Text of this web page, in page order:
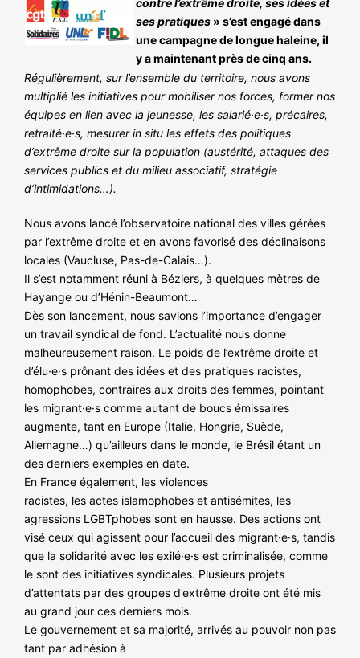
NOS ACTIONScontre l’extrême droite, ses idées et
ses pratiques » s’est engagé dans
une campagne de longue haleine, il
y a maintenant près de cinq ans.
Régulièrement, sur l’ensemble du territoire, nous avons
multiplié les initiatives pour mobiliser nos forces, former nos
équipes en lien avec la jeunesse, les salarié·e·s, précaires,
retraité·e·s, mesurer in situ les effets des politiques
d’extrême droite sur la population (austérité, attaques des
services publics et du milieu associatif, stratégie
d’intimidations…).
Nous avons lancé l’observatoire national des villes gérées
par l’extrême droite et en avons favorisé des déclinaisons
locales (Vaucluse, Pas-de-Calais…).
Il s’est notamment réuni à Béziers, à quelques mètres de
Hayange ou d’Hénin-Beaumont…
Dès son lancement, nous savions l’importance d’engager
un travail syndical de fond. L’actualité nous donne
malheureusement raison. Le poids de l’extrême droite et
d’élu·e·s prônant des idées et des pratiques racistes,
homophobes, contraires aux droits des femmes, pointant
les migrant·e·s comme autant de boucs émissaires
augmente, tant en Europe (Italie, Hongrie, Suède,
Allemagne…) qu’ailleurs dans le monde, le Brésil étant un
des derniers exemples en date.
En France également, les violences
racistes, les actes islamophobes et antisémites, les
agressions LGBTphobes sont en hausse. Des actions ont
visé ceux qui agissent pour l’accueil des migrant·e·s, tandis
que la solidarité avec les exilé·e·s est criminalisée, comme
le sont des initiatives syndicales. Plusieurs projets
d’attentats par des groupes d’extrême droite ont été mis
au grand jour ces derniers mois.
Le gouvernement et sa majorité, arrivés au pouvoir non pas
tant par adhésion à